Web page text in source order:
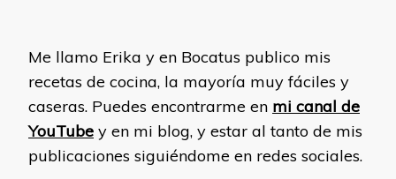
Me llamo Erika y en Bocatus publico mis
recetas de cocina, la mayoría muy fáciles y
caseras. Puedes encontrarme en mi canal de
YouTube y en mi blog, y estar al tanto de mis
publicaciones siguiéndome en redes sociales.